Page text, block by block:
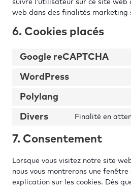
suivre l’utilisateur sur ce site web
web dans des finalités marketing
6. Cookies placés
Google reCAPTCHA
WordPress
Polylang
Divers Finalité en
7. Consentement
Lorsque vous visitez notre site
nous vous montrerons une fenêtre
explication sur les cookies. Dès